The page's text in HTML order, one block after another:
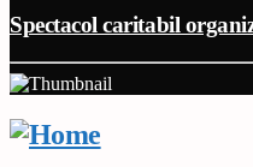
Spectacol caritabil